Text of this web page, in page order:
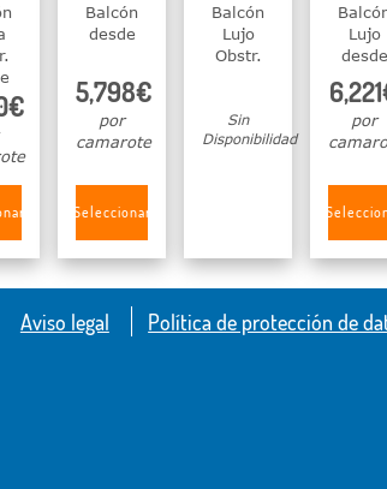
Balcón
desde
5,798€
por
camarote
Seleccionar
Balcón
Lujo
Obstr.
Sin
Disponibilidad
Lujo
desde
por
Aviso legal Política de protección de